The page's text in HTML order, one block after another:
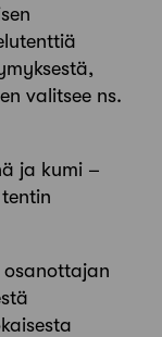
valitsee ns.
ja kumi –
osanottajan